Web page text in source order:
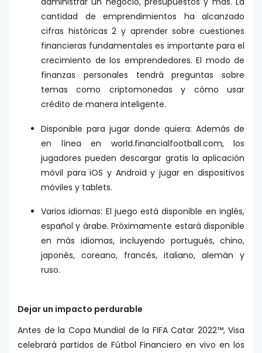
cantidad de emprendimientos ha alcanzado
cifras históricas 2 y aprender sobre cuestiones
financieras fundamentales es importante para el
crecimiento de los emprendedores. El modo de
finanzas personales tendrá preguntas sobre
temas como criptomonedas y cómo usar
crédito de manera inteligente.
Disponible para jugar donde quiera: Además de
en línea en world.financialfootball.com, los
jugadores pueden descargar gratis la aplicación
móvil para iOS y Android y jugar en dispositivos
móviles y tablets.
Varios idiomas: El juego está disponible en inglés,
español y árabe. Próximamente estará disponible
en más idiomas, incluyendo portugués, chino,
japonés, coreano, francés, italiano, alemán y
ruso.
Dejar un impacto perdurable
Antes de la Copa Mundial de la FIFA Catar 2022™, Visa
celebrará partidos de Fútbol Financiero en vivo en los